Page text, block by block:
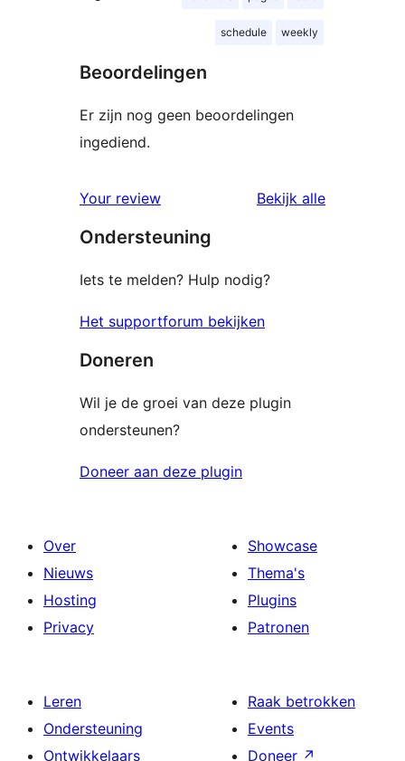
schedule weekly
Beoordelingen
Er zijn nog geen beoordelingen
ingediend.
Your review Bekijk alle
Ondersteuning
Iets te melden? Hulp nodig?
Het supportforum bekijken
Doneren
Wil je de groei van deze plugin
ondersteunen?
Doneer aan deze plugin
Over
Nieuws
Hosting
Privacy
Showcase
Thema's
Plugins
Patronen
Leren
Ondersteuning
Ontwikkelaars
Raak betrokken
Events
Doneer ↗